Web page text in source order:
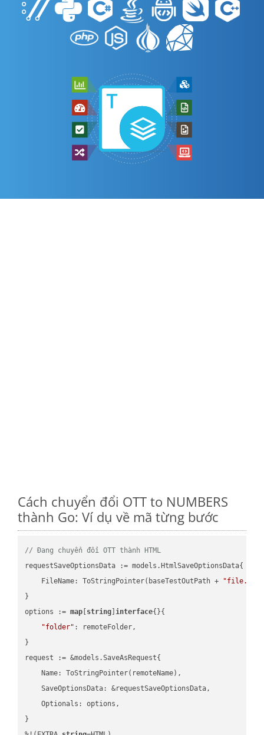
Cách chuyển đổi OTT to NUMBERS
thành Go: Ví dụ về mã từng bước
// Đang chuyển đổi OTT thành HTML
requestSaveOptionsData := models.HtmlSaveOptionsData{
    FileName: ToStringPointer(baseTestOutPath +
"file.OTT"
}
options := map string ]interface{}{
"folder" : remoteFolder,
}
request := &models.SaveAsRequest{
    Name: ToStringPointer(remoteName),
    SaveOptionsData: &requestSaveOptionsData,
    Optionals: options,
}